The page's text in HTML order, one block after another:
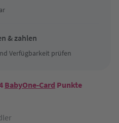
& zahlen
Verfügbarkeit prüfen
BabyOne-Card Punkte